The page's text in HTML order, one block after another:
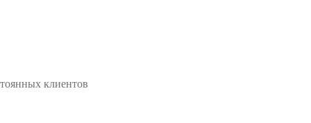
клиентов